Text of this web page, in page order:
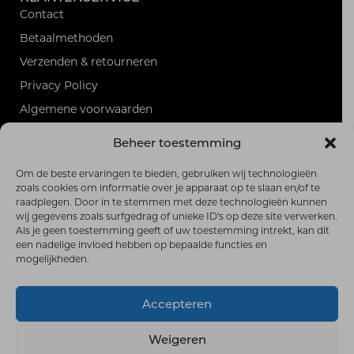
Beheer toestemming
Om de beste ervaringen te bieden, gebruiken wij technologieën
zoals cookies om informatie over je apparaat op te slaan en/of te
raadplegen. Door in te stemmen met deze technologieën kunnen
wij gegevens zoals surfgedrag of unieke ID's op deze site verwerken.
Als je geen toestemming geeft of uw toestemming intrekt, kan dit
een nadelige invloed hebben op bepaalde functies en
mogelijkheden.
Accepteren
Weigeren
Contact
Betaalmethoden
Verzenden & retourneren
Privacy Policy
Algemene voorwaarden
Alle producten
RSS-feed
FRANK HOEKZEMA GOLF
Burg. Vrijlandweg 35,
6997 AB Hoog-Keppel
frankhoekzemagolfshop@gmail.com
© 2026 Frank Hoekzema Golf | Gebouwd metWP All-In
| Design door